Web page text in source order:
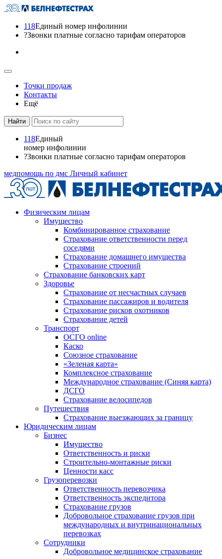
118Единый номер инфолинии
?Звонки платные согласно тарифам операторов
Точки продаж
Контакты
Ещё
118Единый
номер инфолинии
?Звонки платные согласно тарифам операторов
медпомощь по дмс Личный кабинет
Физическим лицам
Имущество
Комбинированное страхование
Страхование ответственности перед
соседями
Страхование домашнего имущества
Страхование строений
Страхование банковских карт
Здоровье
Страхование от несчастных случаев
Страхование пассажиров и водителя
Страхование рисков охотников
Страхование детей
Транспорт
ОСГО online
Каско
Союзное страхование
«Зеленая карта»
Комплексное страхование
Международное страхование (Синяя карта)
ДСГО
Страхование велосипедов
Путешествия
Страхование выезжающих за границу
Юридическим лицам
Бизнес
Имущество
Ответственность и риски
Строительно-монтажные риски
Ценности касс
Грузоперевозки
Ответственность перевозчика
Ответственность экспедитора
Страхование грузов
Добровольное страхование грузов при
международных и внутринациональных
перевозках
Сотрудники
Добровольное медицинское страхование